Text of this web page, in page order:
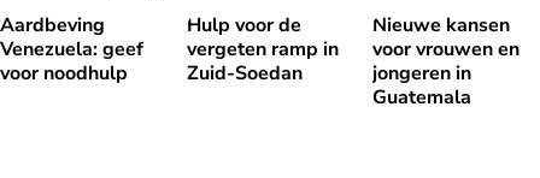
Aardbeving Venezuela: geef voor noodhulp
Aardbeving
Venezuela: geef
voor noodhulp
Hulp voor de vergeten ramp in Zuid-
Hulp voor de
vergeten ramp in
Zuid-Soedan
Nieuwe kansen
Nieuwe kansen
voor vrouwen en
jongeren in
Guatemala